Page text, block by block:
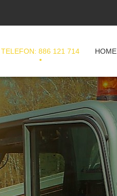
TELEFON: 886 121 714 HOME